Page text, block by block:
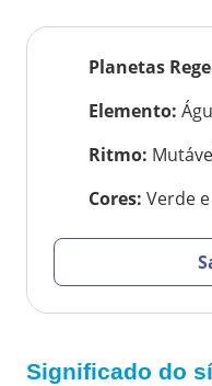
Planetas
Elemento:
Ritmo:
Cores: Verde
Significado do